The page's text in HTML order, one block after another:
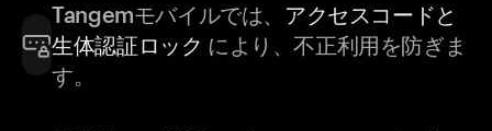
Tangemモバイルでは、 アクセスコードと
生体認証ロック により、不正利用を防ぎま
す。